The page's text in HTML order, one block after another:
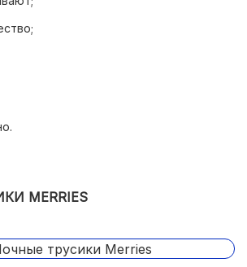
MERRIES